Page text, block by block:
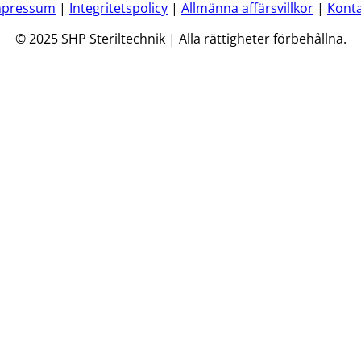
| Integritetspolicy | Allmänna affärsvillkor |
© 2025 SHP Steriltechnik | Alla rättigheter förbehållna.